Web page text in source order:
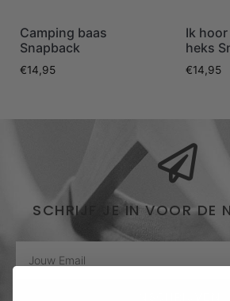
Camping baas
Snapback
€14,95
Ik
heks
€14,95
SCHRIJF JE IN VOOR DE